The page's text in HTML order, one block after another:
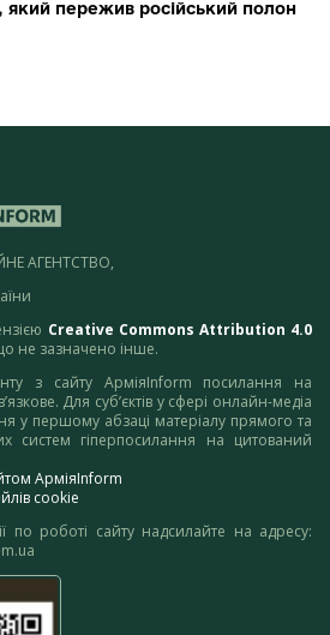
який пережив російський полон
АГЕНТСТВО,
Creative Commons Attribution 4.0
не зазначено інше.
з сайту АрміяInform посилання на
Для суб’єктів у сфері онлайн-медіа
у першому абзаці матеріалу прямого та
систем гіперпосилання на цитований
АрміяInform
cookie
по роботі сайту надсилайте на адресу: